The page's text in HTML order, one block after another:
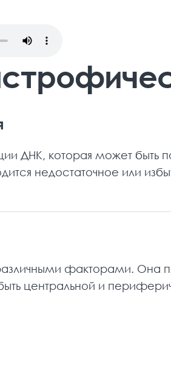
ДНК, которая может быть
недостаточное или
факторами. Она
центральной и